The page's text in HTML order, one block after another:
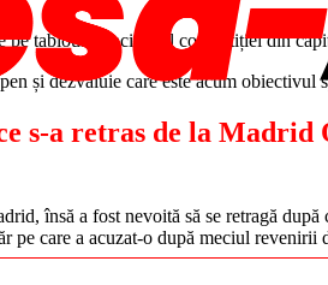
tabloul principal al competiției din
și dezvăluie care este acum obiectivul
s-a retras de la
însă a fost nevoită să se retragă după
pe care a acuzat-o după meciul